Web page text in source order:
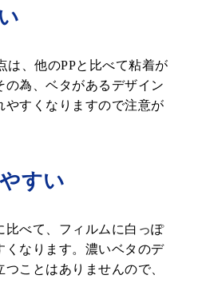
は、他のPPと比べて粘着が
の為、ベタがあるデザイン
やすくなりますので注意が
すい
比べて、フィルムに白っぽ
くなります。濃いベタのデ
ことはありませんので、